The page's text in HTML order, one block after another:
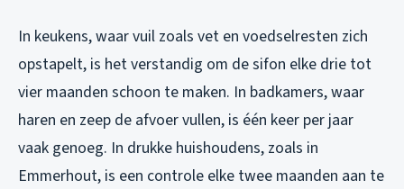
In keukens, waar vuil zoals vet en voedselresten zich
opstapelt, is het verstandig om de sifon elke drie tot
vier maanden schoon te maken. In badkamers, waar
haren en zeep de afvoer vullen, is één keer per jaar
vaak genoeg. In drukke huishoudens, zoals in
Emmerhout, is een controle elke twee maanden aan te